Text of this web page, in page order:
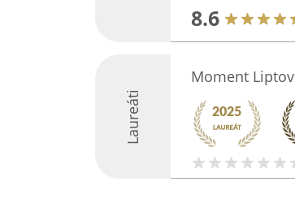
8.6
Laureáti
Moment Liptov